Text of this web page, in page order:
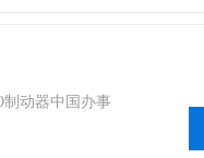
制动器中国办事